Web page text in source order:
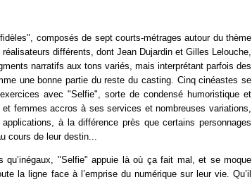
composés de sept courts-métrages autour du thème
différents, dont Jean Dujardin et Gilles Lelouche,
narratifs aux tons variés, mais interprétant parfois des
une bonne partie du reste du casting. Cinq cinéastes se
avec "Selfie", sorte de condensé humoristique et
femmes accros à ses services et nombreuses variations,
à la différence près que certains personnages
de leur destin...
qu’inégaux, "Selfie" appuie là où ça fait mal, et se moque
la ligne face à l’emprise du numérique sur leur vie. Qu’il